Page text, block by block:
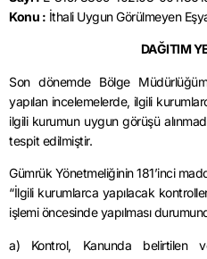
Konu : İthali Uygun Görülmeyen
DAĞITIM
Son dönemde Bölge
yapılan incelemelerde, ilgili
ilgili kurumun uygun görüşü
tespit edilmiştir.
Gümrük Yönetmeliğinin 181’inci
“İlgili kurumlarca yapılacak
işlemi öncesinde yapılması
a) Kontrol, Kanunda belirtilen